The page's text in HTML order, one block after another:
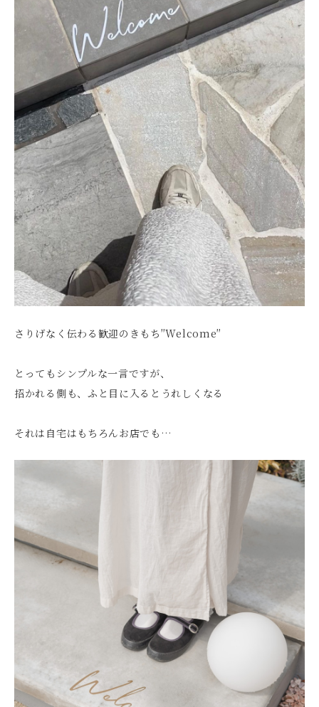
さりげなく伝わる歓迎のきもち″Welcome″
とってもシンプルな一言ですが、
招かれる側も、ふと目に入るとうれしくなる
それは自宅はもちろんお店でも…